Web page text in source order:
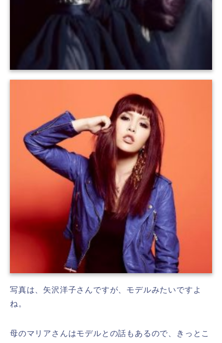
写真は、矢沢洋子さんですが、モデルみたいですよ
ね。
母のマリアさんはモデルとの話もあるので、きっとこ